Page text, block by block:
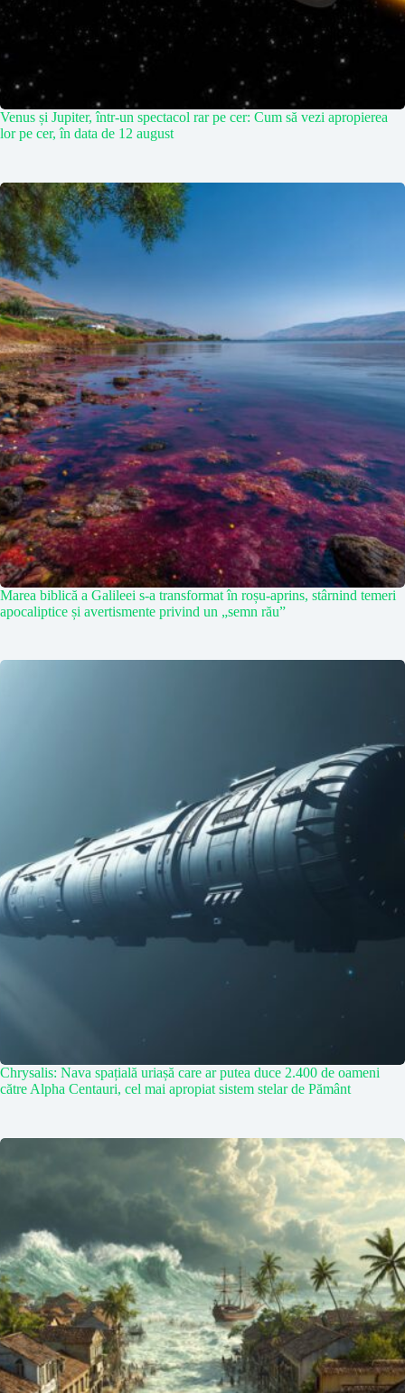
Venus și Jupiter, într-un spectacol rar pe cer: Cum să vezi apropierea
lor pe cer, în data de 12 august
Marea biblică a Galileei s-a transformat în roșu-aprins, stârnind temeri
apocaliptice și avertismente privind un „semn rău”
Chrysalis: Nava spațială uriașă care ar putea duce 2.400 de oameni
către Alpha Centauri, cel mai apropiat sistem stelar de Pământ